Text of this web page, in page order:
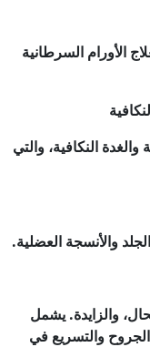
الأورام السرطانية
والغدة النكافية، والتي
والأنسجة العضلية.
والزايدة. يشمل
والتسريع في